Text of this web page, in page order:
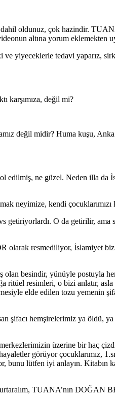
dahil oldunuz, çok hazindir.
altına yorum eklemekten
yiyeceklerle tedavi yaparız,
karşımıza, değil mi?
değil midir? Huma kuşu, Anka
edilmiş, ne güzel. Neden illa da
neyimize, kendi
O da getirilir, ama
olarak resmediliyor, İslamiyet
besindir, yünüyle postuyla
ritüel resimleri, o bizi anlatır,
elde edilen tozu yemenin
şifacı hemşirelerimiz ya öldü,
üzerine bir haç
görüyor çocuklarımız,
lütfen iyi anlayın. Kitabın
TUANA’nın DOĞAN